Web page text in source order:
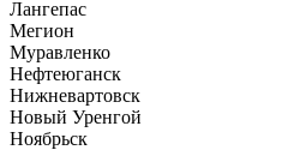
Лангепас
Мегион
Муравленко
Нефтеюганск
Нижневартовск
Новый Уренгой
Ноябрьск